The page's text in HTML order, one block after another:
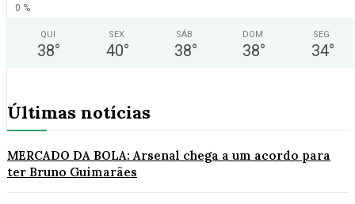
0 %
QUI
38°
SEX
40°
SÁB
38°
DOM
38°
SEG
34°
Últimas notícias
MERCADO DA BOLA: Arsenal chega a um acordo para
ter Bruno Guimarães